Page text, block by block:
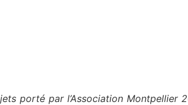
porté par l’Association